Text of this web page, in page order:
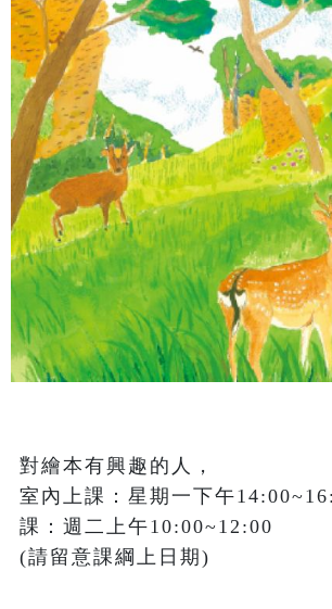
對繪本有興趣的人，
室內上課：星期一下午
課：週二上午10:00~12:00
(請留意課綱上日期)